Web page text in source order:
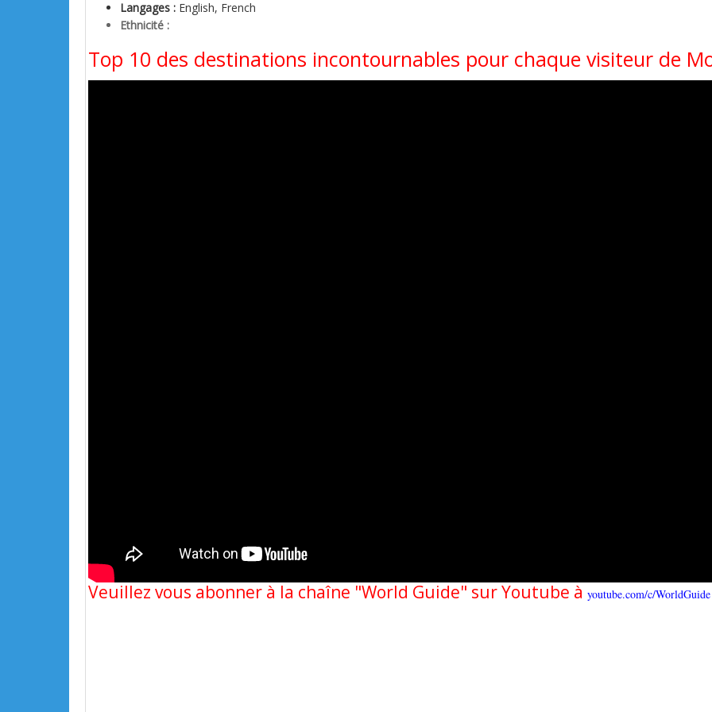
Langages : English, French
Ethnicité :
Top 10 des destinations incontournables pour chaque visiteur de
Veuillez vous abonner à la chaîne "World Guide" sur Youtube à youtube.com/c/WorldGuide